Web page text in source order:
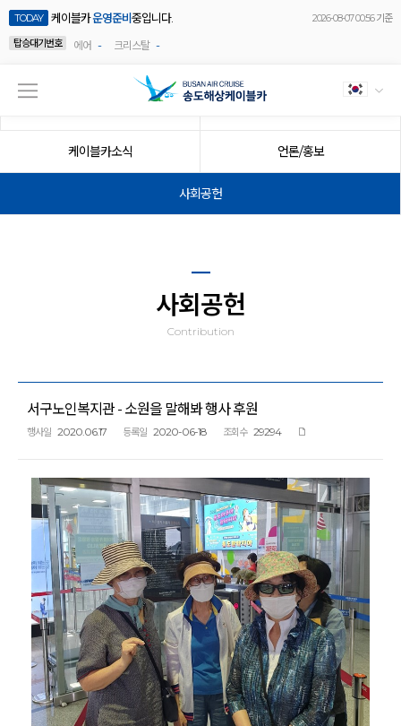
TODAY 케이블카운영준비 중입니다.
2026-08-07 00:56 기준
탑승대기번호
에어 - 크리스탈 -
케이블카소식 언론/홍보
사회공헌
사회공헌
Contribution
서구노인복지관 - 소원을 말해봐 행사 후원
행사일 2020.06.17 등록일 2020-06-18 조회수 29294